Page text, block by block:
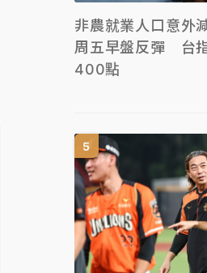
非農就業人口意外
周五早盤反彈 台
400點